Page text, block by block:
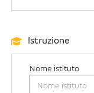
Istruzione
Nome istituto